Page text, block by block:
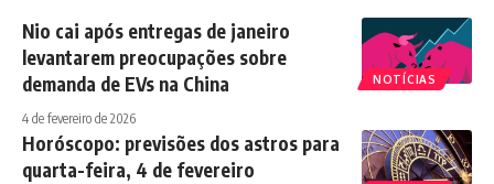
NOTÍCIAS
Nio cai após entregas de janeiro
levantarem preocupações sobre
demanda de EVs na China
4 de fevereiro de 2026
Horóscopo: previsões dos astros para
quarta-feira, 4 de fevereiro